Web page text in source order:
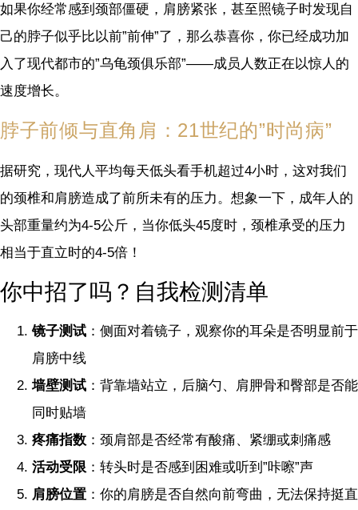
如果你经常感到颈部僵硬，肩膀紧张，甚至照镜子时发现自
己的脖子似乎比以前”前伸”了，那么恭喜你，你已经成功加
入了现代都市的”乌龟颈俱乐部”——成员人数正在以惊人的
速度增长。
脖子前倾与直角肩：21世纪的”时尚病”
据研究，现代人平均每天低头看手机超过4小时，这对我们
的颈椎和肩膀造成了前所未有的压力。想象一下，成年人的
头部重量约为4-5公斤，当你低头45度时，颈椎承受的压力
相当于直立时的4-5倍！
你中招了吗？自我检测清单
镜子测试 ：侧面对着镜子，观察你的耳朵是否明显前于
肩膀中线
墙壁测试 ：背靠墙站立，后脑勺、肩胛骨和臀部是否能
同时贴墙
疼痛指数 ：颈肩部是否经常有酸痛、紧绷或刺痛感
活动受限 ：转头时是否感到困难或听到”咔嚓”声
肩膀位置 ：你的肩膀是否自然向前弯曲，无法保持挺直